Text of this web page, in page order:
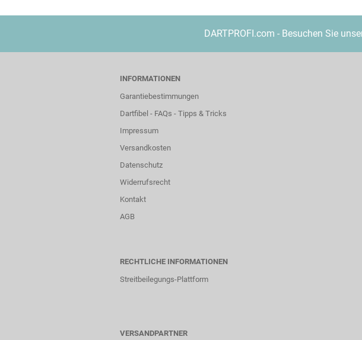
DARTPROFI.com - Besuchen Sie
INFORMATIONEN
Garantiebestimmungen
Dartfibel - FAQs - Tipps & Tricks
Impressum
Versandkosten
Datenschutz
Widerrufsrecht
Kontakt
AGB
RECHTLICHE INFORMATIONEN
Streitbeilegungs-Plattform
VERSANDPARTNER